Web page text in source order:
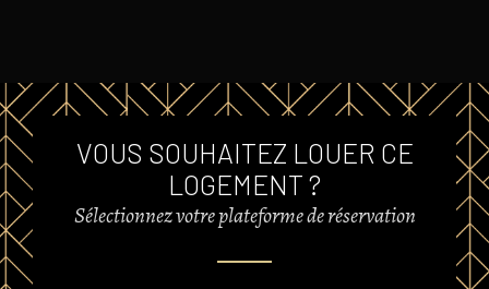
VOUS SOUHAITEZ LOUER CE
LOGEMENT ?
Sélectionnez votre plateforme de réservation